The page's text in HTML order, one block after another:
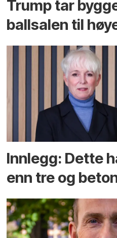
Trump tar
ballsalen til
Innlegg: Dette
enn tre og